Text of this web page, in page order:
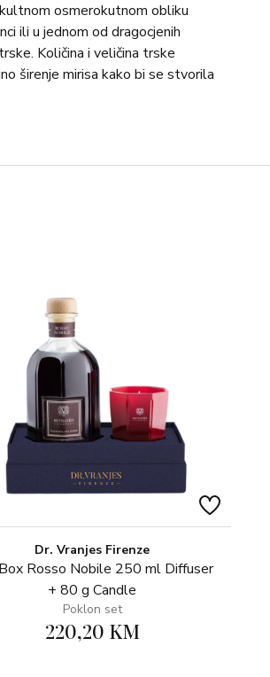
osmerokutnom obliku
ili u jednom od dragocjenih
Količina i veličina trske
širenje mirisa kako bi se stvorila
cimet
Dr. Vranjes Firenze
Rosso Nobile 250 ml Diffuser
+ 80 g Candle
Poklon set
220,20 KM